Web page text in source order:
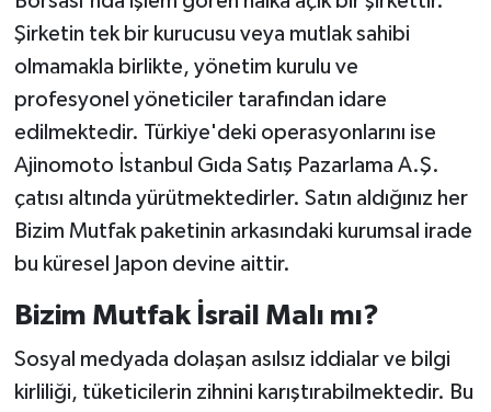
Şirketin tek bir kurucusu veya mutlak sahibi
olmamakla birlikte, yönetim kurulu ve
profesyonel yöneticiler tarafından idare
edilmektedir. Türkiye'deki operasyonlarını ise
Ajinomoto İstanbul Gıda Satış Pazarlama A.Ş.
çatısı altında yürütmektedirler. Satın aldığınız her
Bizim Mutfak paketinin arkasındaki kurumsal irade
bu küresel Japon devine aittir.
Bizim Mutfak İsrail Malı mı?
Sosyal medyada dolaşan asılsız iddialar ve bilgi
kirliliği, tüketicilerin zihnini karıştırabilmektedir. Bu